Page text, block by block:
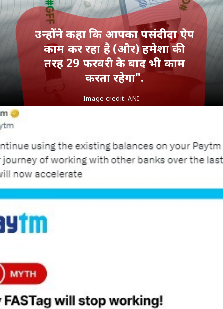
उन्‍होंने कहा कि आपका पसंदीदा ऐप
काम कर रहा है (और) हमेशा की
तरह 29 फरवरी के बाद भी काम
करता रहेगा".
Image credit:ANI